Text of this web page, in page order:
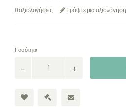
0 αξιολογήσεις Γράψτε μια αξιολόγηση
Ποσότητα